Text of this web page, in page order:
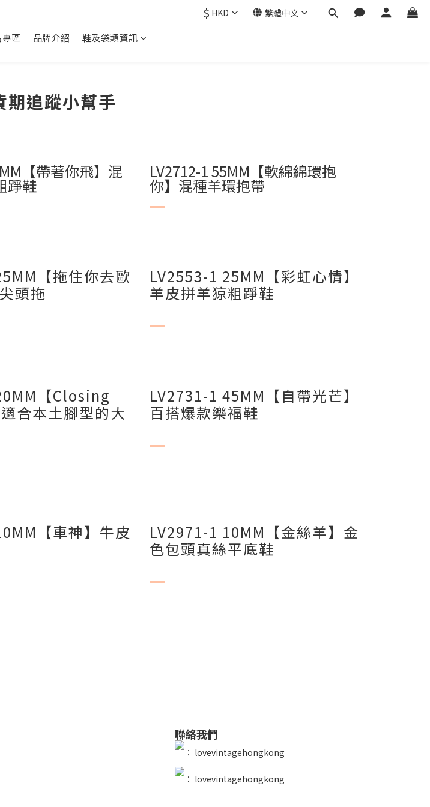
$ HKD 繁體中文
區 品牌介紹 鞋及袋類資訊
期追蹤小幫手
【帶著你飛】 混
踭鞋
LV2712-1 55MM 【軟綿綿環抱
你】混種羊環抱帶
【拖住你去歐
頭拖
LV2553-1 25MM【彩虹心情】
羊皮拼羊猄粗踭鞋
【Closing
合本土腳型的大
LV2731-1 45MM【自帶光芒】
百搭爆款樂福鞋
【車神】牛皮
LV2971-1 10MM【金絲羊】金
色包頭真絲平底鞋
聯絡我們
： lovevintagehongkong
： lovevintagehongkong